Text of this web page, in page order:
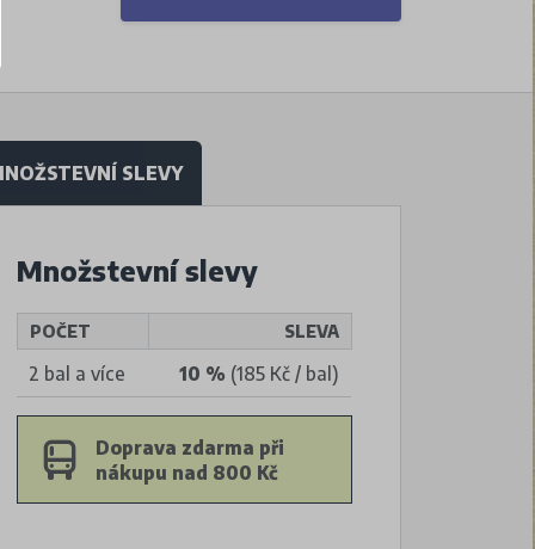
SLEVY
Množstevní slevy
POČET SLEVA
2 bal a více 10 % (185 Kč / bal)
Doprava zdarma při
nákupu nad 800 Kč